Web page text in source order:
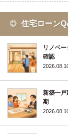
住宅ローン
リノベ
確認
新築一戸
期